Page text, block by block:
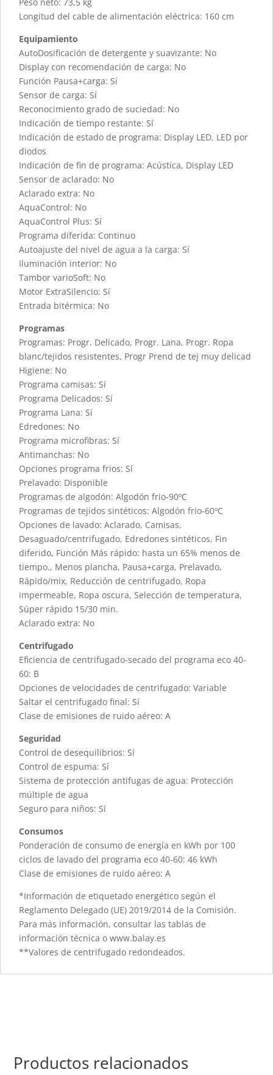
Peso neto: 73,5 kg
Longitud del cable de alimentación eléctrica: 160 cm
Equipamiento
AutoDosificación de detergente y suavizante: No
Display con recomendación de carga: No
Función Pausa+carga: Sí
Sensor de carga: Sí
Reconocimiento grado de suciedad: No
Indicación de tiempo restante: Sí
Indicación de estado de programa: Display LED, LED por
diodos
Indicación de fin de programa: Acústica, Display LED
Sensor de aclarado: No
Aclarado extra: No
AquaControl: No
AquaControl Plus: Sí
Programa diferida: Continuo
Autoajuste del nivel de agua a la carga: Sí
Iluminación interior: No
Tambor varioSoft: No
Motor ExtraSilencio: Sí
Entrada bitérmica: No
Programas
Programas: Progr. Delicado, Progr. Lana, Progr. Ropa
blanc/tejidos resistentes, Progr Prend de tej muy delicad
Higiene: No
Programa camisas: Sí
Programa Delicados: Sí
Programa Lana: Sí
Edredones: No
Programa microfibras: Sí
Antimanchas: No
Opciones programa frios: Sí
Prelavado: Disponible
Programas de algodón: Algodón frio-90ºC
Programas de tejidos sintéticos: Algodón frio-60ºC
Opciones de lavado: Aclarado, Camisas,
Desaguado/centrifugado, Edredones sintéticos, Fin
diferido, Función Más rápido: hasta un 65% menos de
tiempo., Menos plancha, Pausa+carga, Prelavado,
Rápido/mix, Reducción de centrifugado, Ropa
impermeable, Ropa oscura, Selección de temperatura,
Súper rápido 15/30 min.
Aclarado extra: No
Centrifugado
Eficiencia de centrifugado-secado del programa eco 40-
60: B
Opciones de velocidades de centrifugado: Variable
Saltar el centrifugado final: Sí
Clase de emisiones de ruido aéreo: A
Seguridad
Control de desequilibrios: Sí
Control de espuma: Sí
Sistema de protección antifugas de agua: Protección
múltiple de agua
Seguro para niños: Sí
Consumos
Ponderación de consumo de energía en kWh por 100
ciclos de lavado del programa eco 40-60: 46 kWh
Clase de emisiones de ruido aéreo: A
*Información de etiquetado energético según el
Reglamento Delegado (UE) 2019/2014 de la Comisión.
Para más información, consultar las tablas de
información técnica o www.balay.es
**Valores de centrifugado redondeados.
Productos relacionados